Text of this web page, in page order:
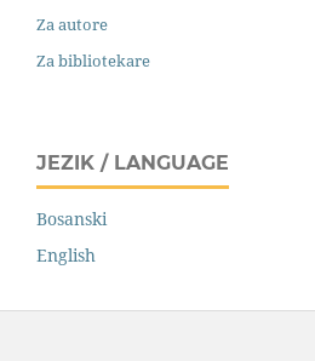
Za autore
Za bibliotekare
JEZIK / LANGUAGE
Bosanski
English